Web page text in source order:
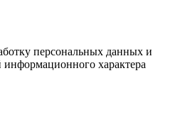
персональных данных и
характера